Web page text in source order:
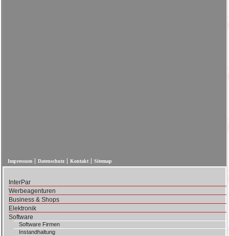
Impressum Datenschutz Kontakt Sitemap
InterPar
Werbeagenturen
Business & Shops
Elektronik
Software
Software Firmen
Instandhaltung